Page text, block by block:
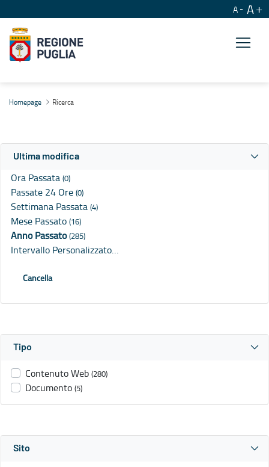
A A
Homepage Ricerca
Ultima modifica
Ora Passata (0)
Passate 24 Ore (0)
Settimana Passata (4)
Mese Passato (16)
Anno Passato(285)
Intervallo Personalizzato…
Cancella
Tipo
Contenuto Web (280)
Documento (5)
Sito